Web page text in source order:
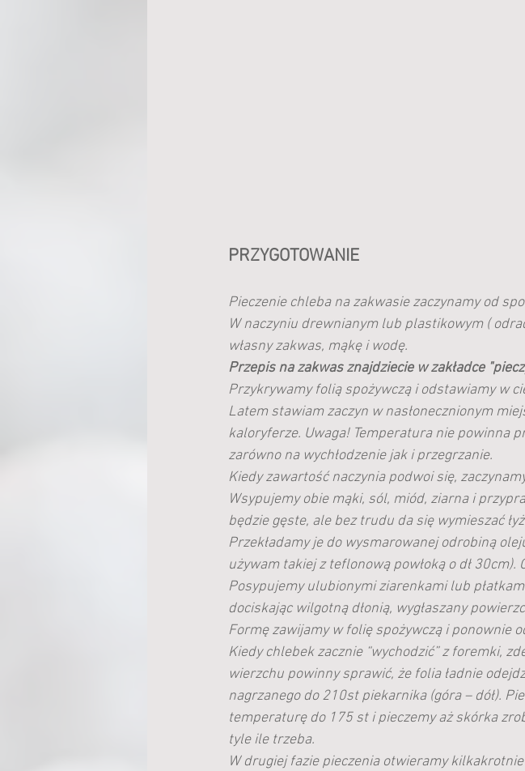
PRZYGOTOWANIE
Pieczenie chleba na zakwasie zaczynamy od
W naczyniu drewnianym lub plastikowym (
własny zakwas, mąkę i wodę.
Przepis na zakwas znajdziecie w zakładce
Przykrywamy folią spożywczą i odstawiamy w
Latem stawiam zaczyn w nasłonecznionym
kaloryferze. Uwaga! Temperatura nie powinna
zarówno na wychłodzenie jak i przegrzanie.
Kiedy zawartość naczynia podwoi się,
Wsypujemy obie mąki, sól, miód, ziarna i
będzie gęste, ale bez trudu da się wymieszać
Przekładamy je do wysmarowanej odrobiną
używam takiej z teflonową powłoką o dł 30cm).
Posypujemy ulubionymi ziarenkami lub
dociskając wilgotną dłonią, wygłaszany
Formę zawijamy w folię spożywczą i ponownie
Kiedy chlebek zacznie “wychodzić” z foremki,
wierzchu powinny sprawić, że folia ładnie
nagrzanego do 210st piekarnika (góra – dół).
temperaturę do 175 st i pieczemy aż skórka
tyle ile trzeba.
W drugiej fazie pieczenia otwieramy